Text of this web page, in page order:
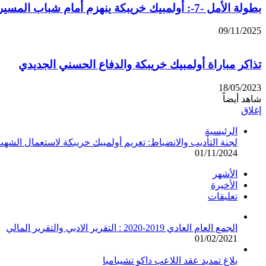
بطولة الأمل -7-: أولمبيك خريبكة ينهزم أمام شباب المسيرة
09/11/2025
تذاكر مباراة أولمبيك خريبكة والدفاع الحسني الجديدي
18/05/2023
شاهد أيضاً
إغلاق
الرئيسية
لجنة التأديب والانضباط: تغريم أولمبيك خريبكة لاستعمال
01/11/2024
الأشهر
الأخيرة
تعليقات
الجمع العام العادي 2019-2020 : التقرير الادبي والتقرير المالي
01/02/2021
بلاغ تمديد عقد اللاعب داكو تشيبامبا